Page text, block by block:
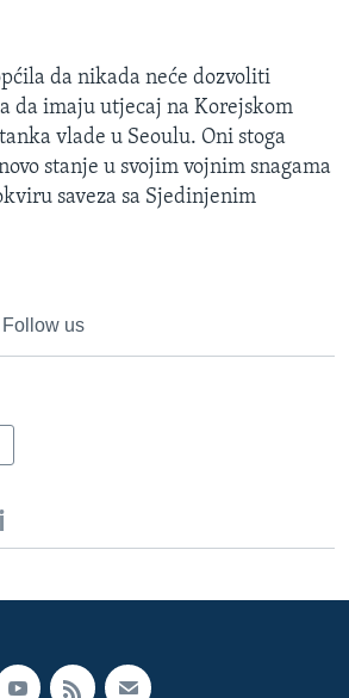
da nikada neće dozvoliti
da imaju utjecaj na Korejskom
vlade u Seoulu. Oni stoga
stanje u svojim vojnim snagama
saveza sa Sjedinjenim
Follow us